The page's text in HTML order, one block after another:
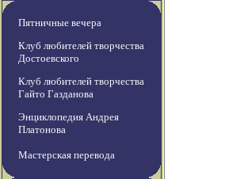
Пятничные вечера
Клуб любителей творчества
Достоевского
Клуб любителей творчества
Гайто Газданова
Энциклопедия Андрея
Платонова
Мастерская перевода